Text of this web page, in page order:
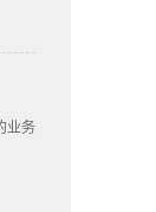
业务